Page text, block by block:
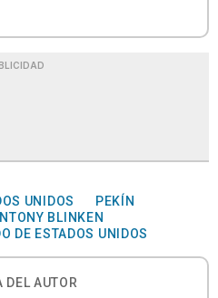
UNIDOS
PEKÍN
BLINKEN
DE ESTADOS UNIDOS
DEL AUTOR